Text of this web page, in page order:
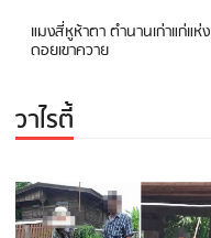
แมงสี่หูห้าตา ตำนานเก่าแก่แห่ง
ดอยเขาควาย
วาไรตี้